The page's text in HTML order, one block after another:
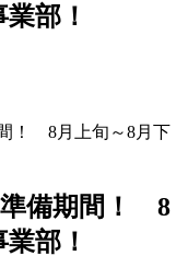
部！
！ 8月上旬～8月下
準備期間！ 8
部！